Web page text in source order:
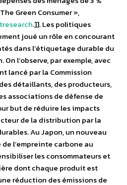
Green Consumer »,
.]]. Les politiques
joué un rôle en concourant
dans l’étiquetage durable du
l’observe, par exemple, avec
lancé par la Commission
détaillants, des producteurs,
associations de défense de
but de réduire les impacts
de la distribution par la
Au Japon, un nouveau
l’empreinte carbone au
les consommateurs et
dont chaque produit est
réduction des émissions de